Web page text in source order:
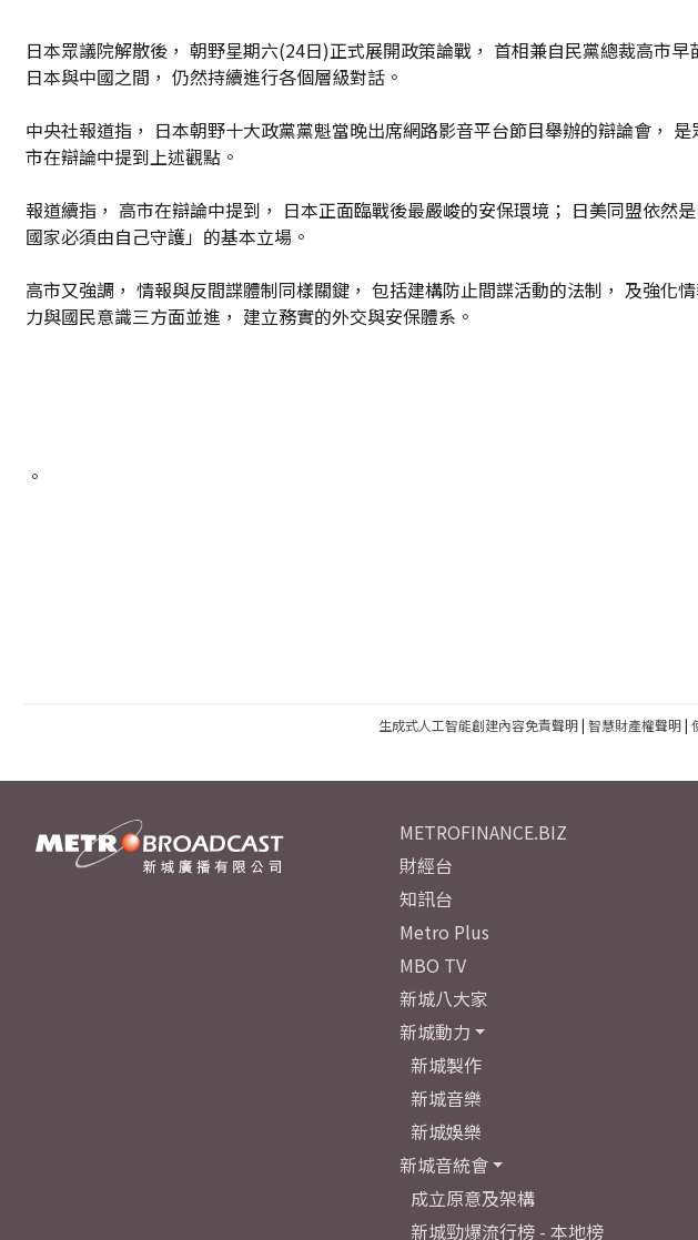
日本眾議院解散後， 朝野星期六(24日)正式展開政策論戰， 首相兼自民黨總裁高市
日本與中國之間， 仍然持續進行各個層級對話。
中央社報道指， 日本朝野十大政黨黨魁當晚出席網路影音平台節目舉辦的辯論會，
市在辯論中提到上述觀點。
報道續指， 高市在辯論中提到， 日本正面臨戰後最嚴峻的安保環境； 日美同盟依然
國家必須由自己守護」的基本立場。
高市又強調， 情報與反間諜體制同樣關鍵， 包括建構防止間諜活動的法制， 及強化
力與國民意識三方面並進， 建立務實的外交與安保體系。
。
生成式人工智能創建內容免責聲明| 智慧財產權聲明|
METROFINANCE.BIZ
財經台
知訊台
Metro Plus
MBO TV
新城八大家
新城動力
新城製作
新城音樂
新城娛樂
新城音統會
成立原意及架構
新城勁爆流行榜 - 本地榜